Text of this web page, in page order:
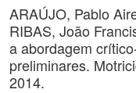
ARAÚJO, Pablo
RIBAS, João
a abordagem
preliminares.
2014.